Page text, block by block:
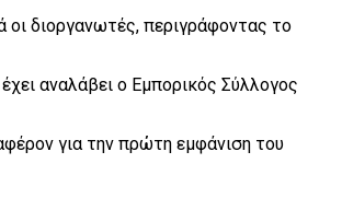
οι διοργανωτές, περιγράφοντας το
αναλάβει ο Εμπορικός Σύλλογος
για την πρώτη εμφάνιση του